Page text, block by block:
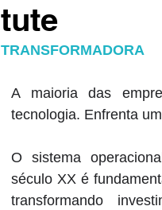
A maioria das
tecnologia. Enfrenta
O sistema
século XX é
transformando